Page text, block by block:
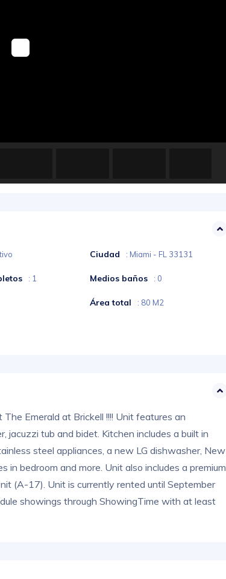
Ciudad : Miami - FL 33131
: 1 Medios baños : 0
Área total : 80 M2
Emerald at Brickell !!!! Unit features an
tub and bidet. Kitchen includes a built in
steel appliances, a new LG dishwasher, New
in bedroom and more. Unit also includes a premium
(A-17). Unit is currently rented until September
showings through ShowingTime with at least